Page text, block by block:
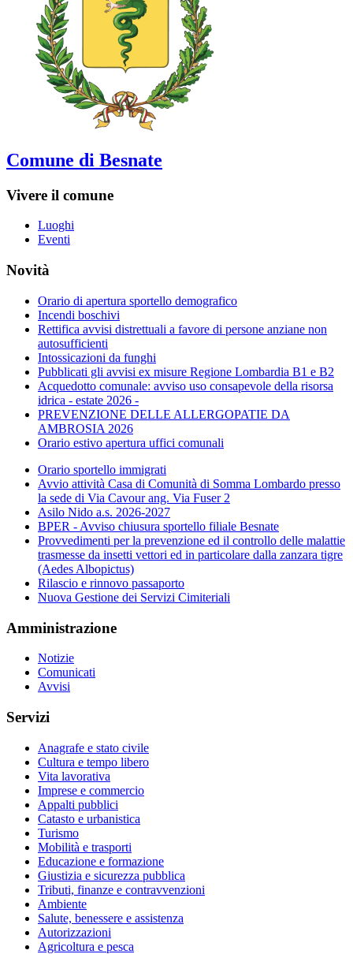
Comune di Besnate
Vivere il comune
Luoghi
Eventi
Novità
Orario di apertura sportello demografico
Incendi boschivi
Rettifica avvisi distrettuali a favore di persone anziane non
autosufficienti
Intossicazioni da funghi
Pubblicati gli avvisi ex misure Regione Lombardia B1 e B2
Acquedotto comunale: avviso uso consapevole della risorsa
idrica - estate 2026 -
PREVENZIONE DELLE ALLERGOPATIE DA
AMBROSIA 2026
Orario estivo apertura uffici comunali
Orario sportello immigrati
Avvio attività Casa di Comunità di Somma Lombardo presso
la sede di Via Cavour ang. Via Fuser 2
Asilo Nido a.s. 2026-2027
BPER - Avviso chiusura sportello filiale Besnate
Provvedimenti per la prevenzione ed il controllo delle malattie
trasmesse da insetti vettori ed in particolare dalla zanzara tigre
(Aedes Albopictus)
Rilascio e rinnovo passaporto
Nuova Gestione dei Servizi Cimiteriali
Amministrazione
Notizie
Comunicati
Avvisi
Servizi
Anagrafe e stato civile
Cultura e tempo libero
Vita lavorativa
Imprese e commercio
Appalti pubblici
Catasto e urbanistica
Turismo
Mobilità e trasporti
Educazione e formazione
Giustizia e sicurezza pubblica
Tributi, finanze e contravvenzioni
Ambiente
Salute, benessere e assistenza
Autorizzazioni
Agricoltura e pesca